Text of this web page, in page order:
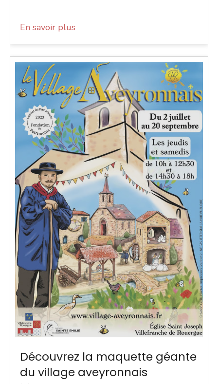
En savoir plus
Découvrez la maquette géante
du village aveyronnais